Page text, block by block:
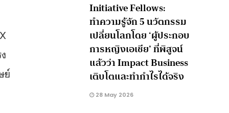
ย์
Initiative Fellows:
ทำความรู้จัก 5 นวัตกรรม
เปลี่ยนโลกโดย ‘ผู้ประกอบ
การหญิงเอเชีย’ ที่พิสูจน์
แล้วว่า Impact Business
เติบโตและทำกำไรได้จริง
28 May 2026